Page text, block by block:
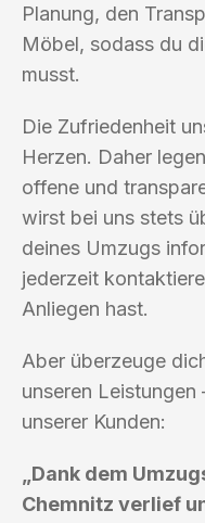
Planung, den
Möbel, sodass du
musst.
Die Zufriedenheit
Herzen. Daher
offene und
wirst bei uns stets
deines Umzugs
jederzeit
Anliegen hast.
Aber überzeuge
unseren Leistungen
unserer Kunden:
„Dank dem
Chemnitz verlief